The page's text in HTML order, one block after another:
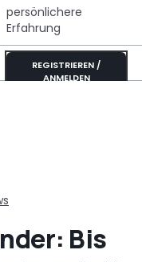
persönlichere
Erfahrung
REGISTRIEREN /
ANMELDEN
Bis